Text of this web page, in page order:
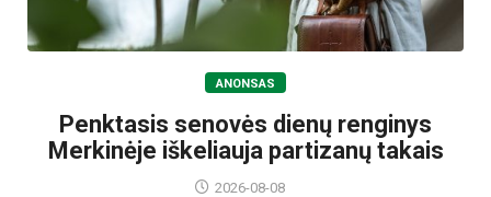
ANONSAS
Penktasis senovės dienų renginys
Merkinėje iškeliauja partizanų takais
2026-08-08